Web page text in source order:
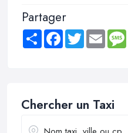
Partager
Share FacebookTwitter Email
Chercher un Taxi